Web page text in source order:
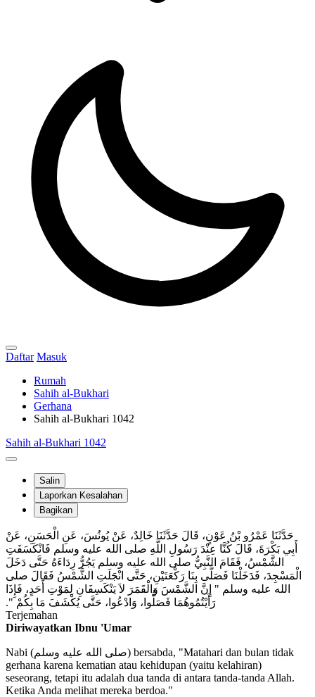
Daftar Masuk
Rumah
Sahih al-Bukhari
Gerhana
Sahih al-Bukhari 1042
Sahih al-Bukhari 1042
Salin
Laporkan Kesalahan
Bagikan
حَدَّثَنَا عَمْرُو بْنُ عَوْنٍ، قَالَ حَدَّثَنَا خَالِدٌ، عَنْ يُونُسَ، عَنِ الْحَسَنِ، عَنْ
أَبِي بَكْرَةَ، قَالَ كُنَّا عِنْدَ رَسُولِ اللَّهِ صلى الله عليه وسلم فَانْكَسَفَتِ
الشَّمْسُ، فَقَامَ النَّبِيُّ صلى الله عليه وسلم يَجُرُّ رِدَاءَهُ حَتَّى دَخَلَ
الْمَسْجِدَ، فَدَخَلْنَا فَصَلَّى بِنَا رَكْعَتَيْنِ، حَتَّى انْجَلَتِ الشَّمْسُ فَقَالَ صلى
الله عليه وسلم ‏"‏ إِنَّ الشَّمْسَ وَالْقَمَرَ لاَ يَنْكَسِفَانِ لِمَوْتِ أَحَدٍ، فَإِذَا
رَأَيْتُمُوهُمَا فَصَلُّوا، وَادْعُوا، حَتَّى يُكْشَفَ مَا بِكُمْ ‏"‏‏.‏
Terjemahan
Diriwayatkan Ibnu 'Umar
Nabi (صلى الله عليه وسلم) bersabda, "Matahari dan bulan tidak
gerhana karena kematian atau kehidupan (yaitu kelahiran)
seseorang, tetapi itu adalah dua tanda di antara tanda-tanda Allah.
Ketika Anda melihat mereka berdoa."